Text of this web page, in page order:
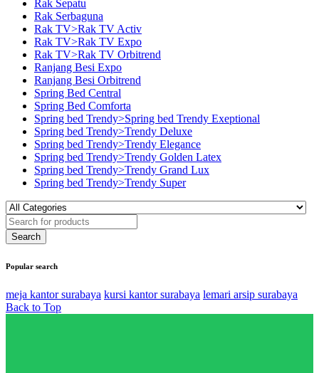
Rak Sepatu
Rak Serbaguna
Rak TV>Rak TV Activ
Rak TV>Rak TV Expo
Rak TV>Rak TV Orbitrend
Ranjang Besi Expo
Ranjang Besi Orbitrend
Spring Bed Central
Spring Bed Comforta
Spring bed Trendy>Spring bed Trendy Exeptional
Spring bed Trendy>Trendy Deluxe
Spring bed Trendy>Trendy Elegance
Spring bed Trendy>Trendy Golden Latex
Spring bed Trendy>Trendy Grand Lux
Spring bed Trendy>Trendy Super
Popular search
meja kantor surabaya kursi kantor surabaya lemari arsip surabaya
Back to Top